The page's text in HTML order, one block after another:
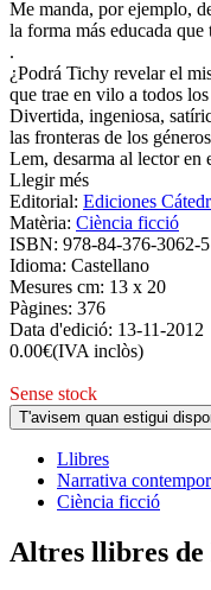
Me manda, por ejemplo,
la forma más educada que
.
¿Podrá Tichy revelar el
que trae en vilo a todos
Divertida, ingeniosa,
las fronteras de los
Lem, desarma al lector en
Llegir més
Editorial: Ediciones
Matèria: Ciència ficció
ISBN: 978-84-376-3062-5
Idioma: Castellano
Mesures cm: 13 x 20
Pàgines: 376
Data d'edició: 13-11-2012
0.00€(IVA inclòs)
Sense stock
T'avisem quan estigui
Llibres
Narrativa
Ciència ficció
Altres llibres de